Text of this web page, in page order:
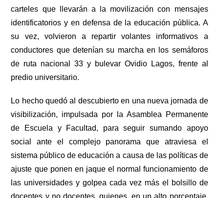
carteles que llevarán a la movilización con mensajes
identificatorios y en defensa de la educación pública. A
su vez, volvieron a repartir volantes informativos a
conductores que detenían su marcha en los semáforos
de ruta nacional 33 y bulevar Ovidio Lagos, frente al
predio universitario.
Lo hecho quedó al descubierto en una nueva jornada de
visibilización, impulsada por la Asamblea Permanente
de Escuela y Facultad, para seguir sumando apoyo
social ante el complejo panorama que atraviesa el
sistema público de educación a causa de las políticas de
ajuste que ponen en jaque el normal funcionamiento de
las universidades y golpea cada vez más el bolsillo de
docentes y no docentes, quienes, en un alto porcentaje,